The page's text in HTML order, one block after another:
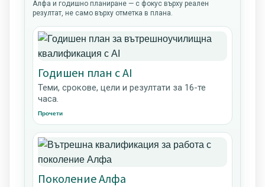
Алфа и годишно планиране — с фокус върху реален
резултат, не само върху отметка в плана.
Годишен план с AI
Теми, срокове, цели и резултати за 16-те
часа.
Прочети
Поколение Алфа